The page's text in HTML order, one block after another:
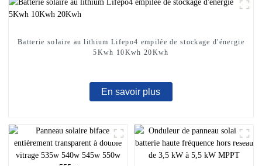
Batterie solaire au lithium Lifepo4 empilée de stockage d'énergie
5Kwh 10Kwh 20Kwh
En savoir plus